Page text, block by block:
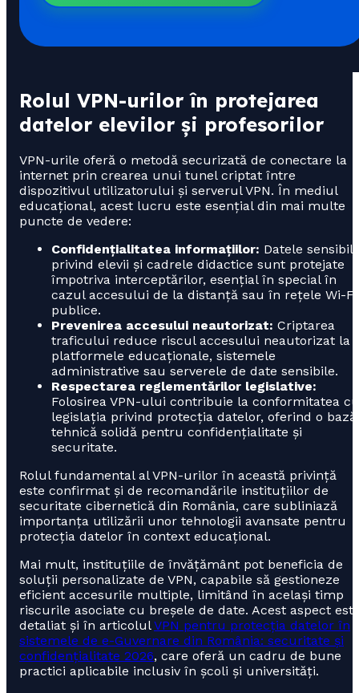
Rolul VPN-urilor în protejarea
datelor elevilor și profesorilor
VPN-urile oferă o metodă securizată de conectare la
internet prin crearea unui tunel criptat între
dispozitivul utilizatorului și serverul VPN. În mediul
educațional, acest lucru este esențial din mai multe
puncte de vedere:
Confidențialitatea informațiilor: Datele
privind elevii și cadrele didactice sunt protejate
împotriva interceptărilor, esențial în special în
cazul accesului de la distanță sau în rețele Wi-Fi
publice.
Prevenirea accesului neautorizat: Criptarea
traficului reduce riscul accesului neautorizat la
platformele educaționale, sistemele
administrative sau serverele de date sensibile.
Respectarea reglementărilor legislative:
Folosirea VPN-ului contribuie la conformitatea cu
legislația privind protecția datelor, oferind o bază
tehnică solidă pentru confidențialitate și
securitate.
Rolul fundamental al VPN-urilor în această privință
este confirmat și de recomandările instituțiilor de
securitate cibernetică din România, care subliniază
importanța utilizării unor tehnologii avansate pentru
protecția datelor în context educațional.
Mai mult, instituțiile de învățământ pot beneficia de
soluții personalizate de VPN, capabile să gestioneze
eficient accesurile multiple, limitând în același timp
riscurile asociate cu breșele de date. Acest aspect
detaliat și în articolulVPN pentru protecția datelor în
sistemele de e-Guvernare din România: securitate și
confidențialitate 2026, care oferă un cadru de bune
practici aplicabile inclusiv în școli și universități.